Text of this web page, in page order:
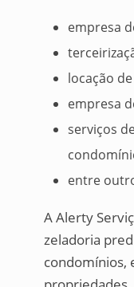
empresa
locação
empresa
serviços
entre
A Alerty
zeladoria
condomínios,